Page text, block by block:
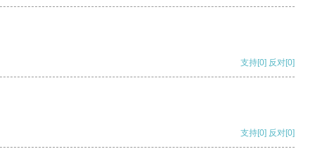
支持[0] 反对[0]
支持[0] 反对[0]